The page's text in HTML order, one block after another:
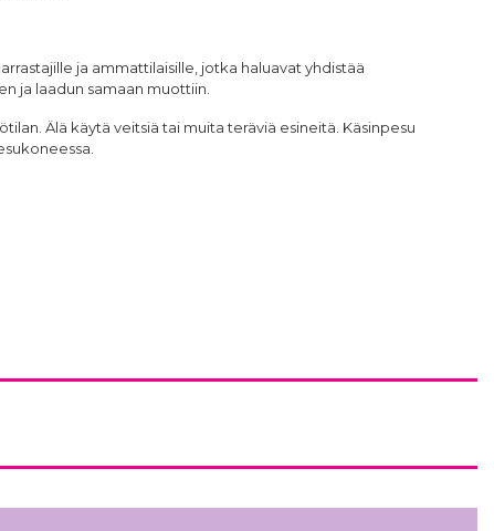
ja ammattilaisille, jotka haluavat yhdistää
ja laadun samaan muottiin.
Älä käytä veitsiä tai muita teräviä esineitä. Käsinpesu